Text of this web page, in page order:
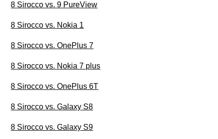
8 Sirocco vs. 9 PureView
8 Sirocco vs. Nokia 1
8 Sirocco vs. OnePlus 7
8 Sirocco vs. Nokia 7 plus
8 Sirocco vs. OnePlus 6T
8 Sirocco vs. Galaxy S8
8 Sirocco vs. Galaxy S9